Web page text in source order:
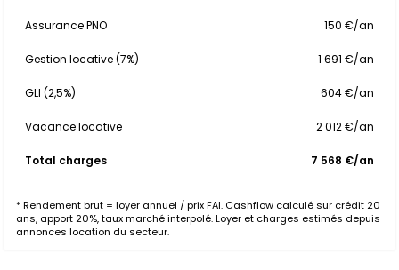
Assurance PNO 150 €/an
Gestion locative (7%) 1 691 €/an
GLI (2,5%) 604 €/an
Vacance locative 2 012 €/an
Total charges 7 568 €/an
* Rendement brut = loyer annuel / prix FAI. Cashflow calculé sur crédit 20
ans, apport 20%, taux marché interpolé. Loyer et charges estimés depuis
annonces location du secteur.